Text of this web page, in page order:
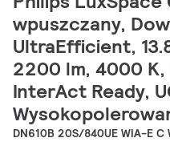
wpuszczany,
UltraEfficient,
2200 lm, 4000
InterAct Ready,
DN610B 20S/840UE WIA-E C